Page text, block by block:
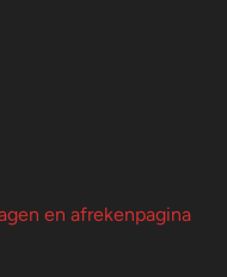
en afrekenpagina